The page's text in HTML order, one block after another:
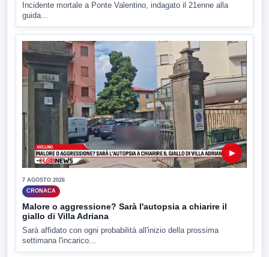
Incidente mortale a Ponte Valentino, indagato il 21enne alla
guida...
▶
7 AGOSTO 2026
CRONACA
Malore o aggressione? Sarà l'autopsia a chiarire il
giallo di Villa Adriana
Sarà affidato con ogni probabilità all'inizio della prossima
settimana l'incarico...